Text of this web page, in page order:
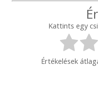
Kattints egy
Értékelések